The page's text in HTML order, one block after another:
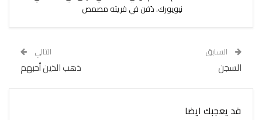
نيويورك. دُفن في قريته مصمص
السابق
السجن
التالي
ذهب الذين أحبهم
قد يعجبك ايضا